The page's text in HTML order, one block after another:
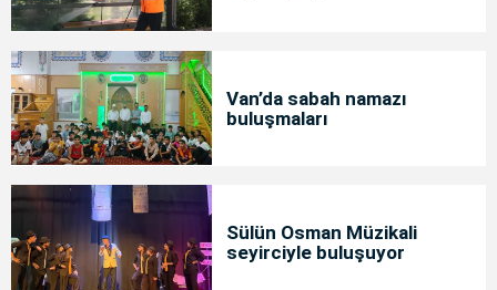
Van’da sabah namazı
buluşmaları
Sülün Osman Müzikali
seyirciyle buluşuyor